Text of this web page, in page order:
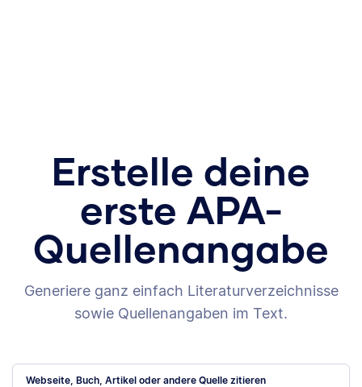
Erstelle deine
erste APA-
Quellenangabe
Generiere ganz einfach Literaturverzeichnisse
sowie Quellenangaben im Text.
Webseite, Buch, Artikel oder andere Quelle zitieren